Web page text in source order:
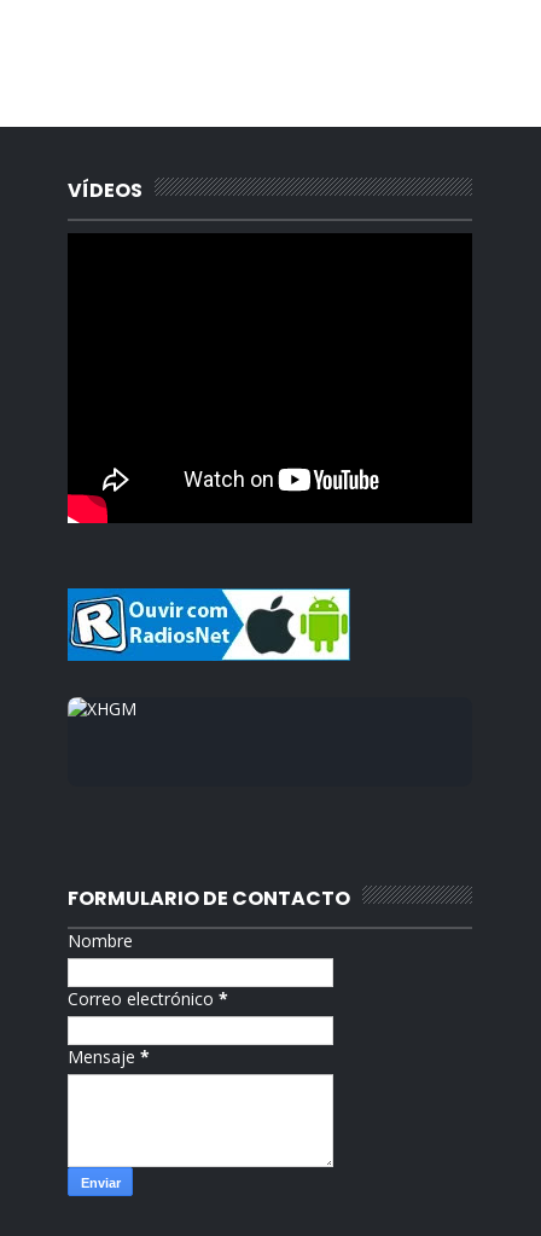
VÍDEOS
FORMULARIO DE CONTACTO
Nombre
Correo electrónico*
Mensaje*